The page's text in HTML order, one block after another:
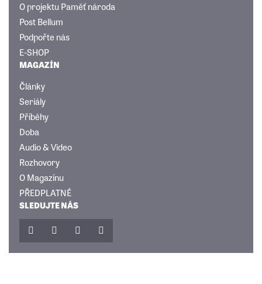
O projektu Paměť národa
Post Bellum
Podpořte nás
E-SHOP
MAGAZÍN
Články
Seriály
Příběhy
Doba
Audio & Video
Rozhovory
O Magazínu
PŘEDPLATNÉ
SLEDUJTE NÁS